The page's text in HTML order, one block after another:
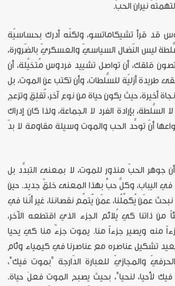
نيران الحبّ.
قد قرأ تشيكاماتسو، ولكنّه أدرك بحساسيّة
ليس النّضال السياسيّ والعسكريّ بالضّرورة،
قلقك، أن تواصل تشييد فردوس مُتخيَّلة، أن
طريدة أزليّة للسُّلطات، وأن تكتب عن الموت، بل
أخيرة، حيث يكون حياة من نوع آخر، تُقلِق وتزعج
السُّلطة، بإرادة الفرد لا الجماعة، ولذا كان إدراك
أنّ توحُّد الحب والموت وسيلة مقاومة لا بدّ
جوهر الحبّ منذور للموت، لا بمعنى التبدُّد بل
في اليباب، وكلُّ حبٍّ بهذا المعنى خلقٌ جديد. حين
نبحث عمّن يُكمِّلُنا، عمّن يُتمِّم نقصاننا، غير أنّنا في
من ذاتنا كي يُلائم الجزء الذي اقتطعه الآخر،
منه ويصير جزءاً منا. يموت جزءٌ منا كي يحيا
تشكيل عناصره مع عناصرنا في كيمياء وئام
والمجازيّ للعبارة الدّارجة "بموت فيك"،
لأحيا، لنحيا"، بحيث يصبح الموت فعلَ حياة.